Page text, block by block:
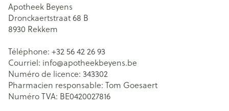
Apotheek Beyens
Dronckaertstraat 68 B
8930 Rekkem
Téléphone: +32 56 42 26 93
Courriel: info@apotheekbeyens.be
Numéro de licence: 343302
Pharmacien responsable: Tom Goesaert
Numéro TVA: BE0420027816